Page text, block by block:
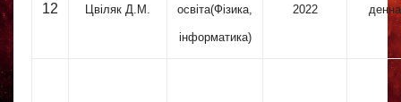
12 Цвіляк Д.М. освіта(Фізика,
інформатика)
2022 денна